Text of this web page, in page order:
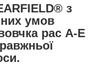
з
умов
рас А-Е